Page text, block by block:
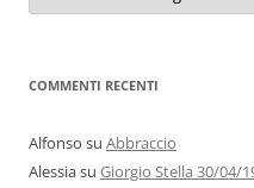
autori
COMMENTI RECENTI
Alfonso su Abbraccio
Alessiasu Giorgio Stella 30/04/